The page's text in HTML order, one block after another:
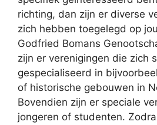
richting, dan zijn er diverse
zich hebben toegelegd op
Godfried Bomans
zijn er verenigingen die zich
gespecialiseerd in
of historische gebouwen in
Bovendien zijn er speciale
jongeren of studenten.